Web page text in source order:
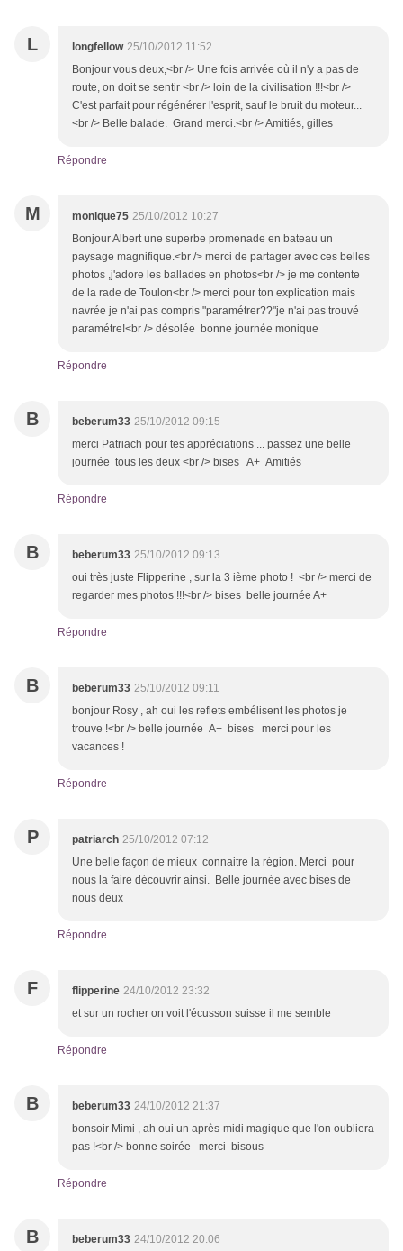
L longfellow 25/10/2012 11:52
Bonjour vous deux,<br /> Une fois arrivée où il n'y a pas de
route, on doit se sentir <br /> loin de la civilisation !!!<br />
C'est parfait pour régénérer l'esprit, sauf le bruit du moteur...
<br /> Belle balade. Grand merci.<br /> Amitiés, gilles
Répondre
M monique75 25/10/2012 10:27
Bonjour Albert une superbe promenade en bateau un
paysage magnifique.<br /> merci de partager avec ces belles
photos ,j'adore les ballades en photos<br /> je me contente
de la rade de Toulon<br /> merci pour ton explication mais
navrée je n'ai pas compris "paramétrer??"je n'ai pas trouvé
paramétre!<br /> désolée bonne journée monique
Répondre
B beberum33 25/10/2012 09:15
merci Patriach pour tes appréciations ... passez une belle
journée tous les deux <br /> bises A+ Amitiés
Répondre
B beberum33 25/10/2012 09:13
oui très juste Flipperine , sur la 3 ième photo ! <br /> merci de
regarder mes photos !!!<br /> bises belle journée A+
Répondre
B beberum33 25/10/2012 09:11
bonjour Rosy , ah oui les reflets embélisent les photos je
trouve !<br /> belle journée A+ bises merci pour les
vacances !
Répondre
P patriarch 25/10/2012 07:12
Une belle façon de mieux connaitre la région. Merci pour
nous la faire découvrir ainsi. Belle journée avec bises de
nous deux
Répondre
F flipperine 24/10/2012 23:32
et sur un rocher on voit l'écusson suisse il me semble
Répondre
B beberum33 24/10/2012 21:37
bonsoir Mimi , ah oui un après-midi magique que l'on oubliera
pas !<br /> bonne soirée merci bisous
Répondre
B beberum33 24/10/2012 20:06